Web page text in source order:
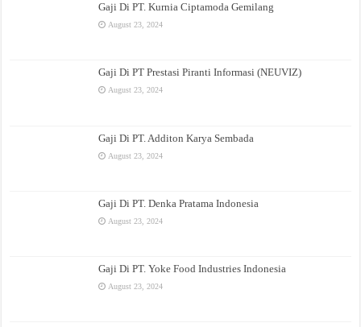
Gaji Di PT. Kurnia Ciptamoda Gemilang
August 23, 2024
Gaji Di PT Prestasi Piranti Informasi (NEUVIZ)
August 23, 2024
Gaji Di PT. Additon Karya Sembada
August 23, 2024
Gaji Di PT. Denka Pratama Indonesia
August 23, 2024
Gaji Di PT. Yoke Food Industries Indonesia
August 23, 2024